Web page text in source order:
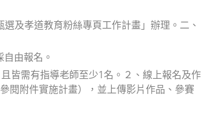
及孝道教育粉絲專頁工作計畫」辦理。二、
由報名。
皆需有指導老師至少1名。２、線上報名及作
閱附件實施計畫），並上傳影片作品、參賽